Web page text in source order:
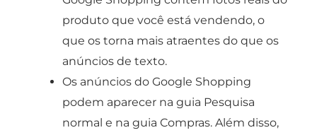
produto que você está vendendo, o
que os torna mais atraentes do que os
anúncios de texto.
Os anúncios do Google Shopping
podem aparecer na guia Pesquisa
normal e na guia Compras. Além disso,